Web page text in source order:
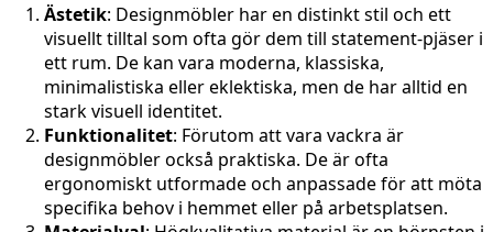
Ästetik: Designmöbler har en distinkt stil och ett
visuellt tilltal som ofta gör dem till statement-pjäser i
ett rum. De kan vara moderna, klassiska,
minimalistiska eller eklektiska, men de har alltid en
stark visuell identitet.
Funktionalitet: Förutom att vara vackra är
designmöbler också praktiska. De är ofta
ergonomiskt utformade och anpassade för att möta
specifika behov i hemmet eller på arbetsplatsen.